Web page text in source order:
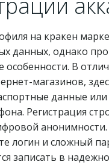
на кракен
данных, однако
особенности. В
магазинов,
данные
Регистрация
логин и сложный
записать в